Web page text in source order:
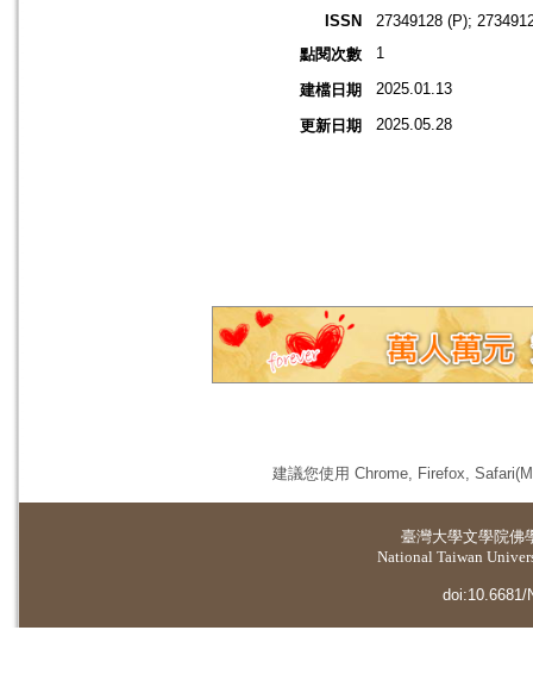
ISSN
27349128 (P);
點閱次數
1
建檔日期 2025.01.13
更新日期 2025.05.28
建議您使用 Chrome, Firefox,
臺灣大學文學院佛
National Taiwan
doi:10.6681/